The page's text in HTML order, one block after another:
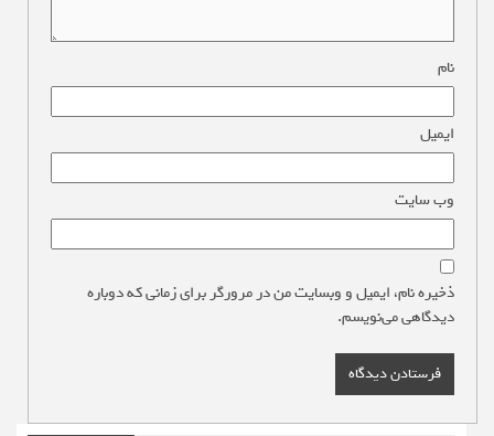
نام
ایمیل
وب‌ سایت
ذخیره نام، ایمیل و وبسایت من در مرورگر برای زمانی که دوباره
دیدگاهی می‌نویسم.